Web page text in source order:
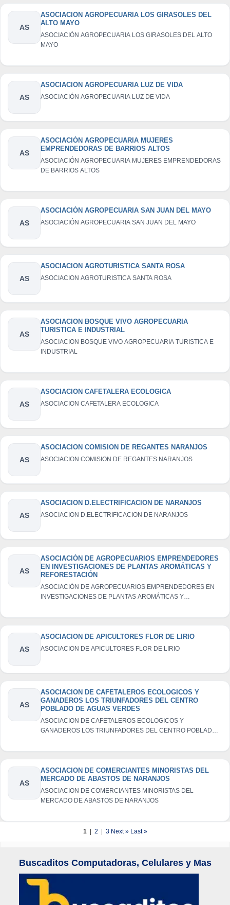
AS
ASOCIACIÓN AGROPECUARIA LOS GIRASOLES DEL
ALTO MAYO
ASOCIACIÓN AGROPECUARIA LOS GIRASOLES DEL ALTO
MAYO
AS
ASOCIACIÓN AGROPECUARIA LUZ DE VIDA
ASOCIACIÓN AGROPECUARIA LUZ DE VIDA
AS
ASOCIACIÓN AGROPECUARIA MUJERES
EMPRENDEDORAS DE BARRIOS ALTOS
ASOCIACIÓN AGROPECUARIA MUJERES EMPRENDEDORAS
DE BARRIOS ALTOS
AS
ASOCIACIÓN AGROPECUARIA SAN JUAN DEL MAYO
ASOCIACIÓN AGROPECUARIA SAN JUAN DEL MAYO
AS
ASOCIACION AGROTURISTICA SANTA ROSA
ASOCIACION AGROTURISTICA SANTA ROSA
AS
ASOCIACION BOSQUE VIVO AGROPECUARIA
TURISTICA E INDUSTRIAL
ASOCIACION BOSQUE VIVO AGROPECUARIA TURISTICA E
INDUSTRIAL
AS
ASOCIACION CAFETALERA ECOLOGICA
ASOCIACION CAFETALERA ECOLOGICA
AS
ASOCIACION COMISION DE REGANTES NARANJOS
ASOCIACION COMISION DE REGANTES NARANJOS
AS
ASOCIACION D.ELECTRIFICACION DE NARANJOS
ASOCIACION D.ELECTRIFICACION DE NARANJOS
AS
ASOCIACIÓN DE AGROPECUARIOS EMPRENDEDORES
EN INVESTIGACIONES DE PLANTAS AROMÁTICAS Y
REFORESTACIÓN
ASOCIACIÓN DE AGROPECUARIOS EMPRENDEDORES EN
INVESTIGACIONES DE PLANTAS AROMÁTICAS Y
AS
ASOCIACION DE APICULTORES FLOR DE LIRIO
ASOCIACION DE APICULTORES FLOR DE LIRIO
AS
ASOCIACION DE CAFETALEROS ECOLOGICOS Y
GANADEROS LOS TRIUNFADORES DEL CENTRO
POBLADO DE AGUAS VERDES
ASOCIACION DE CAFETALEROS ECOLOGICOS Y
GANADEROS LOS TRIUNFADORES DEL CENTRO POBLADO
AS
ASOCIACION DE COMERCIANTES MINORISTAS DEL
MERCADO DE ABASTOS DE NARANJOS
ASOCIACION DE COMERCIANTES MINORISTAS DEL
MERCADO DE ABASTOS DE NARANJOS
1 | 2 | 3Next »Last »
Buscaditos Computadoras, Celulares y Mas